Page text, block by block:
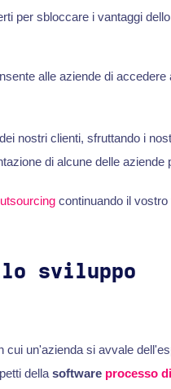
per sbloccare i vantaggi
alle aziende di accedere
nostri clienti, sfruttando i
di alcune delle aziende
continuando il vostro
sviluppo
un'azienda si avvale
della software processo